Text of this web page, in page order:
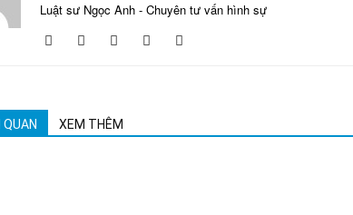
Luật sư Ngọc Anh - Chuyên tư vấn hình sự
QUAN XEM THÊM